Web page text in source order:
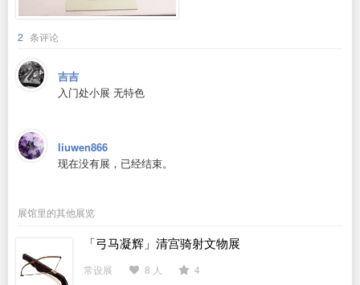
2 条评论
吉吉
入门处小展 无特色
liuwen866
现在没有展，已经结束。
展馆里的其他展览
「弓马凝辉」清宫骑射文物展
常设展 8 人
4